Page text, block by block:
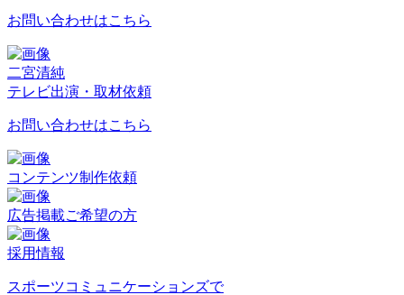
お問い合わせはこちら
二宮清純
テレビ出演・取材依頼
お問い合わせはこちら
コンテンツ制作依頼
広告掲載ご希望の方
採用情報
スポーツコミュニケーションズで